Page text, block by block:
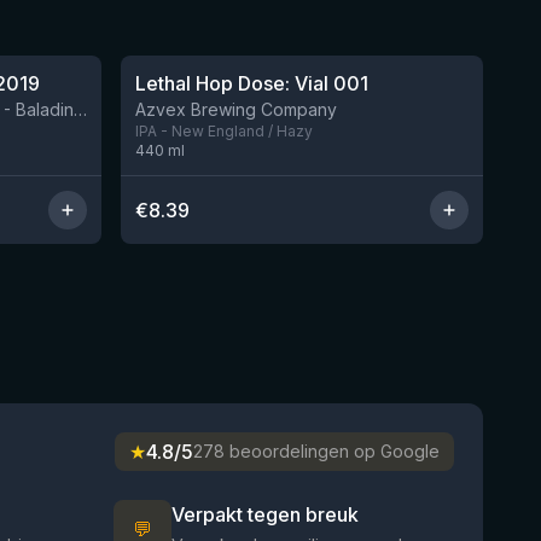
BIRRIFICIO AGRICOLO BALADIN - Baladin Indipendente Italian Farm Brewery
Lethal Hop Dose: Vial 001
Azvex Brewing Company
IPA - New England / Hazy
440 ml
€8.39
★4.8/5278 beoordelingen op Google
💬
Verpakt tegen breuk